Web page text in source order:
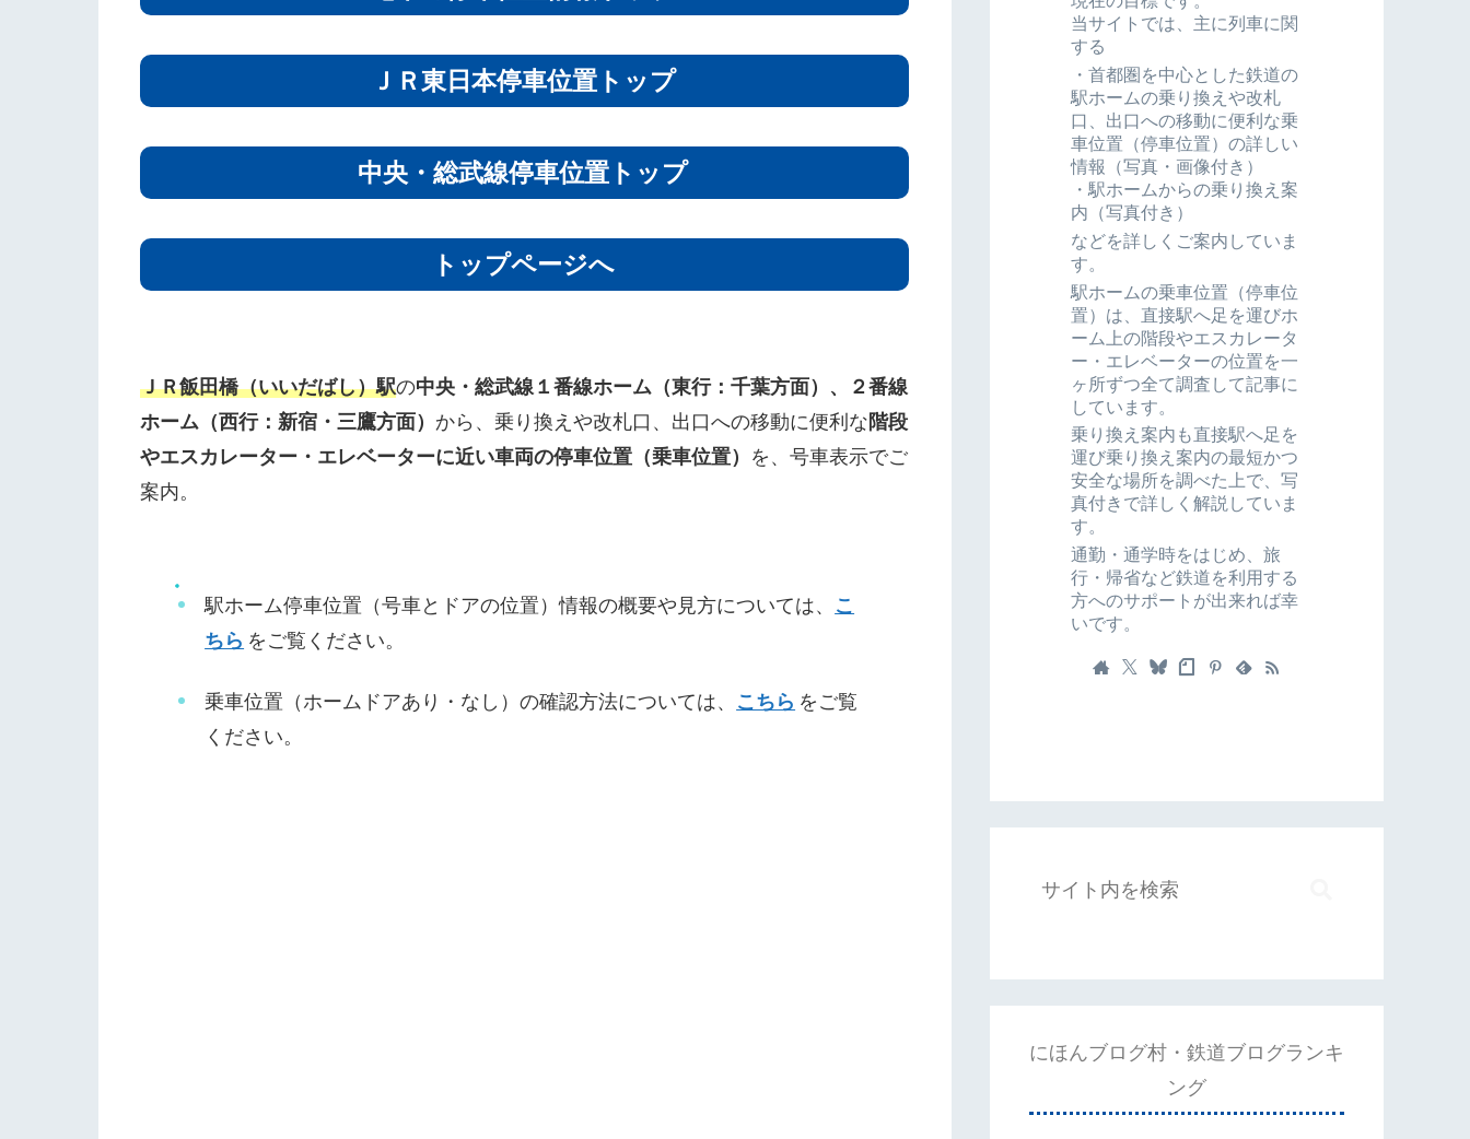
ＪＲ東日本停車位置トップ
中央・総武線停車位置トップ
トップページへ
ＪＲ飯田橋（いいだばし）駅の中央・総武線１番線ホーム（東行：千葉方面）、２番線
ホーム（西行：新宿・三鷹方面） から、乗り換えや改札口、出口への移動に便利な階段
やエスカレーター・エレベーターに近い車両の停車位置（乗車位置）
を、号車表示でご
案内。
駅ホーム停車位置（号車とドアの位置）情報の概要や見方については、 こ
ちら をご覧ください。
乗車位置（ホームドアあり・なし）の確認方法については、 こちら をご覧
ください。
当サイトでは、主に列車に関
する
・首都圏を中心とした鉄道の
駅ホームの乗り換えや改札
口、出口への移動に便利な乗
車位置（停車位置）の詳しい
情報（写真・画像付き）
・駅ホームからの乗り換え案
内（写真付き）
などを詳しくご案内していま
す。
駅ホームの乗車位置（停車位
置）は、直接駅へ足を運びホ
ーム上の階段やエスカレータ
ー・エレベーターの位置を一
ヶ所ずつ全て調査して記事に
しています。
乗り換え案内も直接駅へ足を
運び乗り換え案内の最短かつ
安全な場所を調べた上で、写
真付きで詳しく解説していま
す。
通勤・通学時をはじめ、旅
行・帰省など鉄道を利用する
方へのサポートが出来れば幸
いです。
にほんブログ村・鉄道ブログランキ
ング